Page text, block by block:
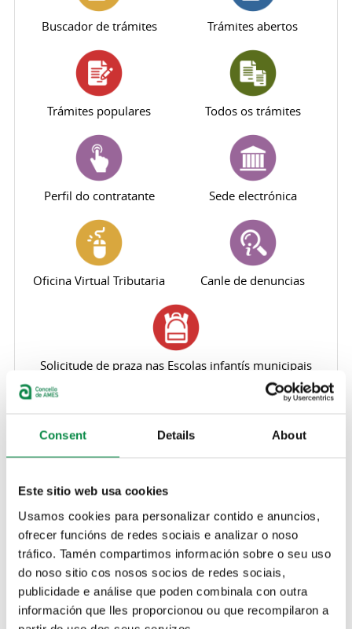
Consent Details About
Este sitio web usa cookies
Usamos cookies para personalizar contido e anuncios,
ofrecer funcións de redes sociais e analizar o noso
tráfico. Tamén compartimos información sobre o seu uso
do noso sitio cos nosos socios de redes sociais,
publicidade e análise que poden combinala con outra
información que lles proporcionou ou que recompilaron a
Buscador de trámites Trámites abertos
Trámites populares Todos os trámites
Perfil do contratante Sede electrónica
Oficina Virtual Tributaria Canle de denuncias
Solicitude de praza nas Escolas infantís municipais
Os lavadoiros públicos construíronse co
circula dun estremo ao outro. Teñen forma
rectangular cunha plataforma de pedra inclinada
cara a auga para refregar a roupa, que remata
nunha canle para depositar o xabrón. As súas
dimensións varían en función do núcleo de
poboación ao que daban servizo. Os máis antigos
carecían de cuberta.